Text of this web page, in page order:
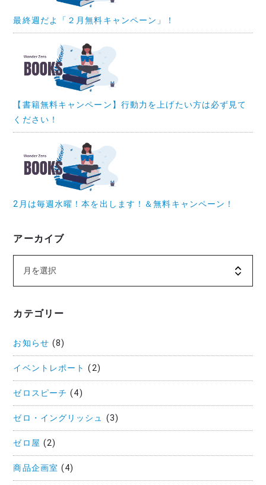
最終週だよ「２月無料キャンペーン」！
【書籍無料キャンペーン】行動力を上げたい方は必ず見て
ください！
2月は毎週水曜！本を出します！＆無料キャンペーン！
アーカイブ
カテゴリー
お知らせ (8)
イベントレポート (2)
ゼロスピーチ (4)
ゼロ・イングリッシュ (3)
ゼロ屋 (2)
商品企画室 (4)